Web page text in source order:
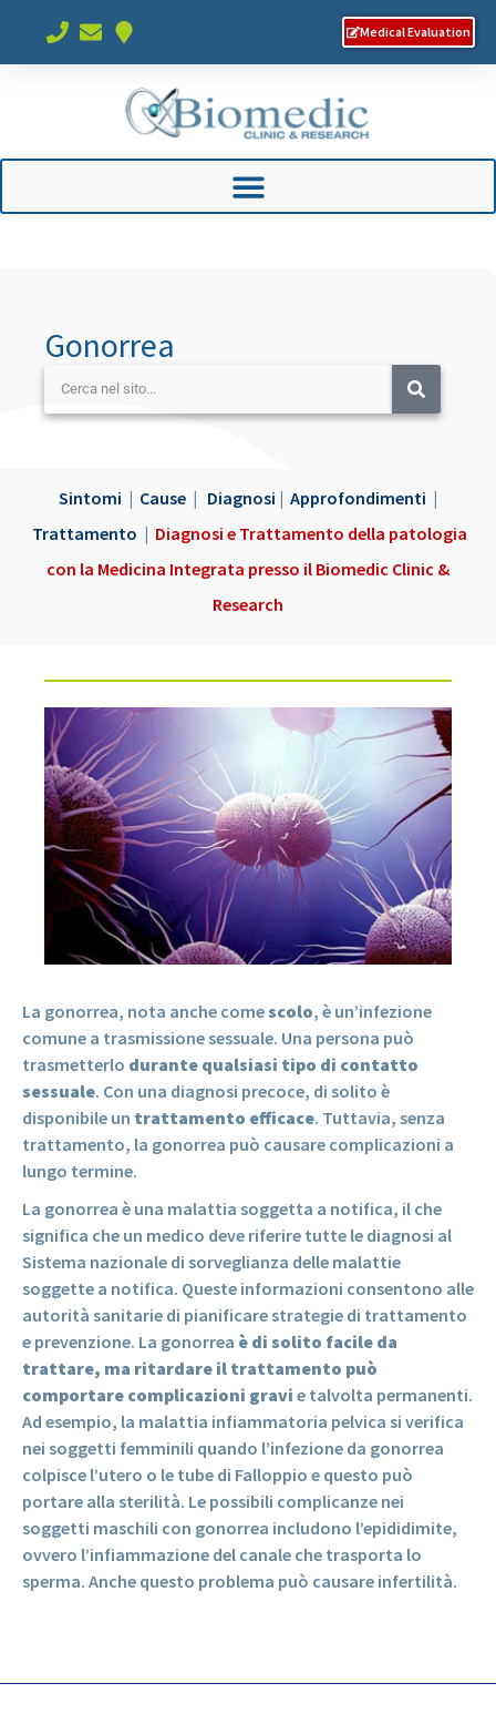
Medical Evaluation
Gonorrea
Sintomi | Cause | Diagnosi | Approfondimenti |
Trattamento | Diagnosi e Trattamento della patologia
con la Medicina Integrata presso il Biomedic Clinic &
Research
La gonorrea, nota anche comescolo, è un’infezione
comune a trasmissione sessuale. Una persona può
trasmetterlo durante qualsiasi tipo di contatto
sessuale. Con una diagnosi precoce, di solito è
disponibile un trattamento efficace. Tuttavia, senza
trattamento, la gonorrea può causare complicazioni a
lungo termine.
La gonorrea è una malattia soggetta a notifica, il che
significa che un medico deve riferire tutte le diagnosi al
Sistema nazionale di sorveglianza delle malattie
soggette a notifica. Queste informazioni consentono alle
autorità sanitarie di pianificare strategie di trattamento
e prevenzione. La gonorrea è di solito facile da
trattare, ma ritardare il trattamento può
comportare complicazioni gravi e talvolta permanenti.
Ad esempio, la malattia infiammatoria pelvica si verifica
nei soggetti femminili quando l’infezione da gonorrea
colpisce l’utero o le tube di Falloppio e questo può
portare alla sterilità. Le possibili complicanze nei
soggetti maschili con gonorrea includono l’epididimite,
ovvero l’infiammazione del canale che trasporta lo
sperma. Anche questo problema può causare infertilità.